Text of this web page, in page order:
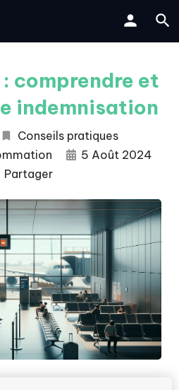
comprendre et
indemnisation
Conseils pratiques
5 Août 2024
Partager